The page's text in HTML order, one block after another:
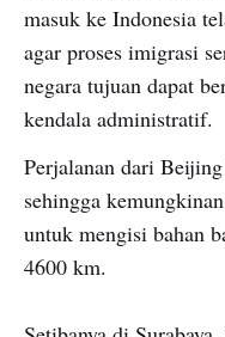
masuk ke Indonesia
agar proses imigrasi
negara tujuan dapat
kendala administratif.
Perjalanan dari
sehingga
untuk mengisi bahan
4600 km.